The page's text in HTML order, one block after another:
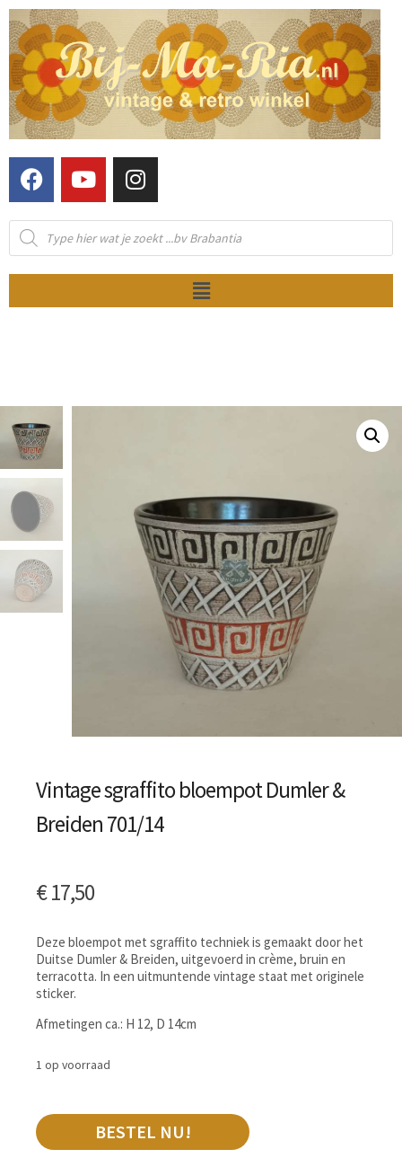
Vintage sgraffito bloempot Dumler &
Breiden 701/14
€17,50
Deze bloempot met sgraffito techniek is gemaakt door het
Duitse Dumler & Breiden, uitgevoerd in crème, bruin en
terracotta. In een uitmuntende vintage staat met originele
sticker.
Afmetingen ca.: H 12, D 14cm
1 op voorraad
BESTEL NU!